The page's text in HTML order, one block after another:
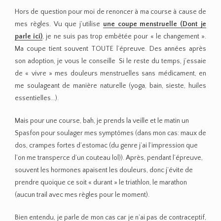
mon sang LOL. Je plaisante, mais vous avez saisi l’idée. Je ne
lâche rien !
Côté plus « si j’ai une fuite »: je choisis toujours des vêtements
sombres pendant mes règles pour pouvoir pratiquer sans me
dire « et si ». Pensez à relire mon article sur la coupe
menstruelle >> Je suis sûre qu’il pourra vous convaincre à
passer le pas.
Bon voilà, j’espère que ce post répondra à vos questions car je
sais que ça reste parfois des sujets peu abordés. J’espère aussi
qu’il vous fera quand même sourire SANS vous écœurer de la
pratique de ces sports 😉 ! Et vous,à quels désagréments
avez-vous dû faire face durant une épreuve sportive?
@ très vite et bon dimanche